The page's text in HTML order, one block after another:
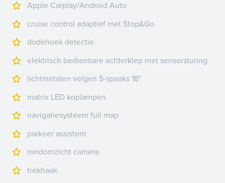
Apple Carplay/Android Auto
cruise control adaptief met Stop&Go
dodehoek detectie
elektrisch bedienbare achterklep met sensorsturing
lichtmetalen velgen 5-spaaks 18"
matrix LED koplampen
navigatiesysteem full map
parkeer assistent
rondomzicht camera
trekhaak